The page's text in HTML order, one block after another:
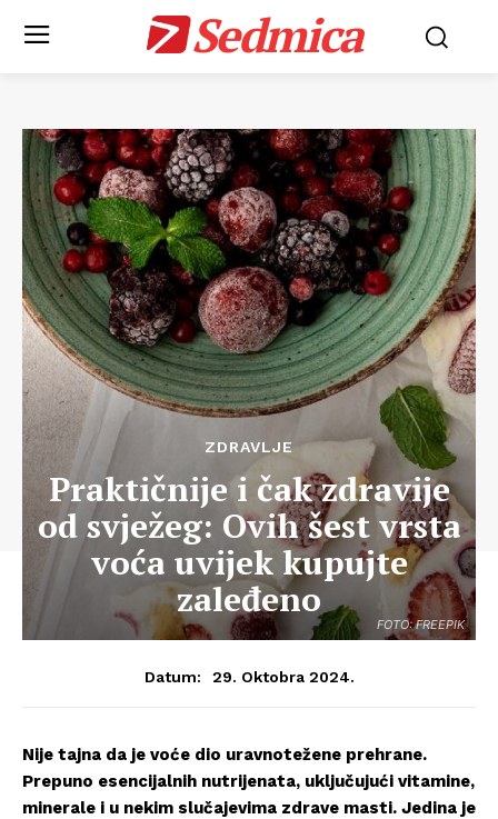
Sedmica
FOTO: FREEPIK
ZDRAVLJE
Praktičnije i čak zdravije
od svježeg: Ovih šest vrsta
voća uvijek kupujte
zaleđeno
Datum: 29. Oktobra 2024.
Nije tajna da je voće dio uravnotežene prehrane.
Prepuno esencijalnih nutrijenata, uključujući vitamine,
minerale i u nekim slučajevima zdrave masti. Jedina je